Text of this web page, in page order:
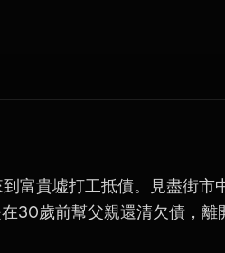
富貴墟打工抵債。見盡街市
30歲前幫父親還清欠債，離